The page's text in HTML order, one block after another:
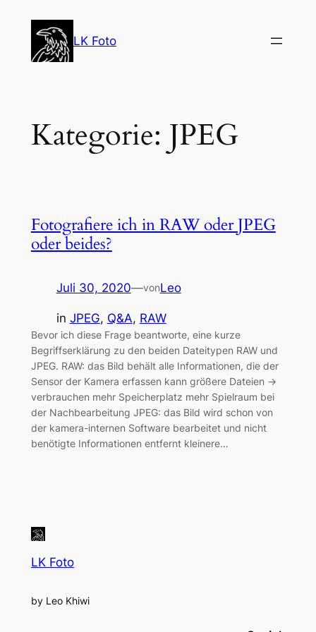
springen
LK Foto
Kategorie: JPEG
Fotografiere ich in RAW oder JPEG
oder beides?
Juli 30, 2020—vonLeo
in JPEG, Q&A, RAW
Bevor ich diese Frage beantworte, eine kurze
Begriffserklärung zu den beiden Dateitypen RAW und
JPEG. RAW: das Bild behält alle Informationen, die der
Sensor der Kamera erfassen kann größere Dateien ->
verbrauchen mehr Speicherplatz mehr Spielraum bei
der Nachbearbeitung JPEG: das Bild wird schon von
der kamera-internen Software bearbeitet und nicht
benötigte Informationen entfernt kleinere…
LK Foto
by Leo Khiwi